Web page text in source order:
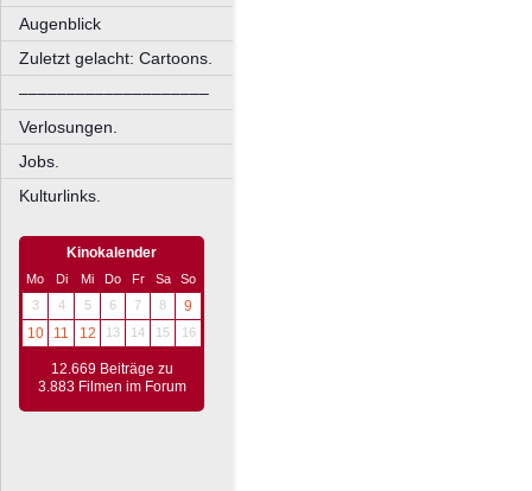
Augenblick
Zuletzt gelacht: Cartoons.
––––––––––––––––––––
Verlosungen.
Jobs.
Kulturlinks.
Kinokalender
Mo Di Mi Do Fr Sa
So
3
4 5 6 7 8
9
10
11 12 13 14 15 16
12.669 Beiträge zu
3.883 Filmen im Forum